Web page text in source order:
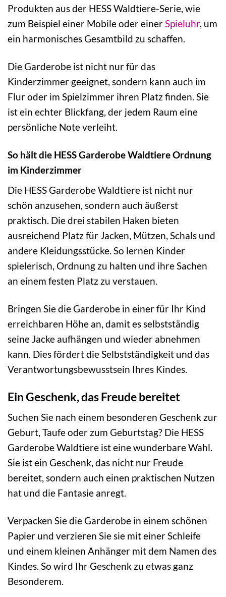
Produkten aus der HESS Waldtiere-Serie, wie
zum Beispiel einer Mobile oder einerSpieluhr, um
ein harmonisches Gesamtbild zu schaffen.
Die Garderobe ist nicht nur für das
Kinderzimmer geeignet, sondern kann auch im
Flur oder im Spielzimmer ihren Platz finden. Sie
ist ein echter Blickfang, der jedem Raum eine
persönliche Note verleiht.
So hält die HESS Garderobe Waldtiere Ordnung
im Kinderzimmer
Die HESS Garderobe Waldtiere ist nicht nur
schön anzusehen, sondern auch äußerst
praktisch. Die drei stabilen Haken bieten
ausreichend Platz für Jacken, Mützen, Schals und
andere Kleidungsstücke. So lernen Kinder
spielerisch, Ordnung zu halten und ihre Sachen
an einem festen Platz zu verstauen.
Bringen Sie die Garderobe in einer für Ihr Kind
erreichbaren Höhe an, damit es selbstständig
seine Jacke aufhängen und wieder abnehmen
kann. Dies fördert die Selbstständigkeit und das
Verantwortungsbewusstsein Ihres Kindes.
Ein Geschenk, das Freude bereitet
Suchen Sie nach einem besonderen Geschenk zur
Geburt, Taufe oder zum Geburtstag? Die HESS
Garderobe Waldtiere ist eine wunderbare Wahl.
Sie ist ein Geschenk, das nicht nur Freude
bereitet, sondern auch einen praktischen Nutzen
hat und die Fantasie anregt.
Verpacken Sie die Garderobe in einem schönen
Papier und verzieren Sie sie mit einer Schleife
und einem kleinen Anhänger mit dem Namen des
Kindes. So wird Ihr Geschenk zu etwas ganz
Besonderem.